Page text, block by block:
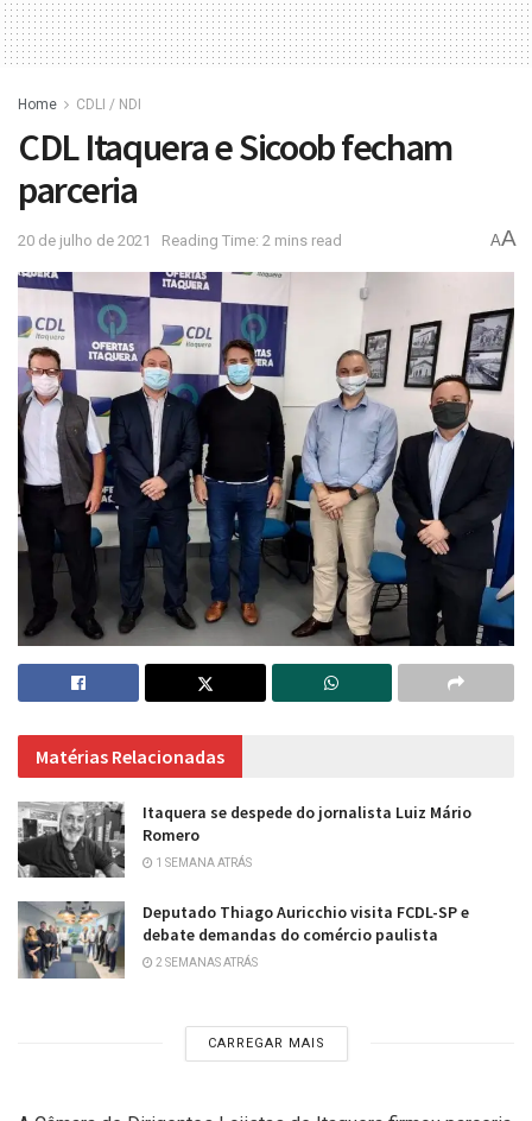
Home CDLI / NDI
CDL Itaquera e Sicoob fecham
parceria
20 de julho de 2021 Reading Time: 2 mins read AA
Matérias Relacionadas
Itaquera se despede do jornalista Luiz Mário
Romero
1 SEMANA ATRÁS
Deputado Thiago Auricchio visita FCDL-SP e
debate demandas do comércio paulista
2 SEMANAS ATRÁS
CARREGAR MAIS